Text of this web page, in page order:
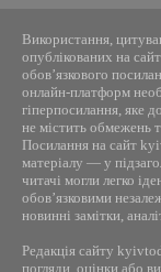
Використання,
опублікованих на
обов’язкового
онлайн-платформ
гіперпосилання, яке
не містить обмежень
Посилання на сайт
матеріалу — у
читачі могли легко
обов’язковими
новинні замітки,
Редакція сайту
погляди, оцінки або